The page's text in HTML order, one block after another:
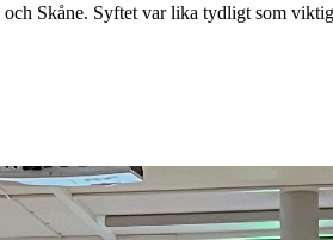
Skåne. Syftet var lika tydligt som